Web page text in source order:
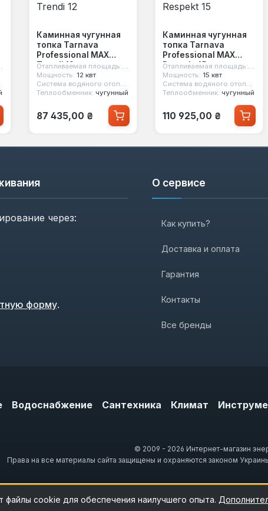
м²
Каминная чугунная
топка Tarnava
Professional MAX
Trendi 12
Отапливаемая площадь:120 м²
Мощность: 12 квт
Система водяного отопления:
Теплообменник: чугунный
Обычная цена:
87 435,00 ₴
Каминная чугунная
топка Tarnava
Professional MAX
Respekt 15
Отапливаемая площадь:150 м²
Мощность: 15 квт
Система водяного отопления:
Теплообменник: чугунный
Обычная цена:
110 925,00 ₴
через:
форму.
О сервисе
Как купить?
Доставка и оплата
Гарантия
Контакты
Все бренды
Водоснабжение Сантехника Климат
© 2009 - 2026 Интернет-магазин
Права на все материалы сайта защищены и охраняются законом
файлы cookie для обеспечения наилучшего опыта.